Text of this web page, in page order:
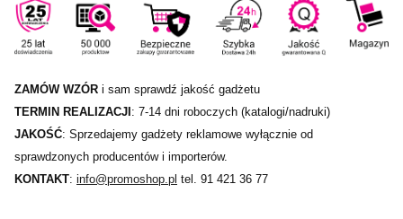
ZAMÓW WZÓR i sam sprawdź jakość gadżetu
TERMIN REALIZACJI : 7-14 dni roboczych (katalogi/nadruki)
JAKOŚĆ: Sprzedajemy gadżety reklamowe wyłącznie od
sprawdzonych producentów i importerów.
KONTAKT: info@promoshop.pl tel. 91 421 36 77